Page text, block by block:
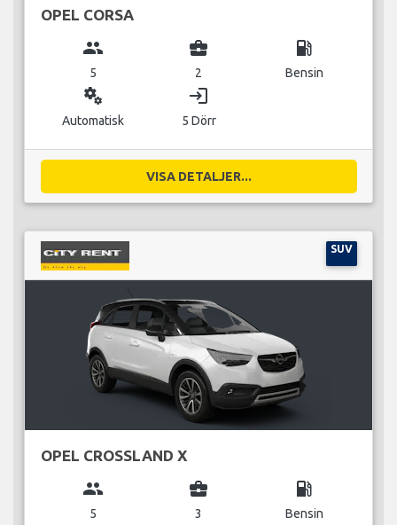
OPEL CORSA
group
5
business_center
2
local_gas_station
Bensin
miscellaneous_services
Automatisk
login
5 Dörr
VISA DETALJER...
SUV
OPEL CROSSLAND X
group
5
business_center
3
local_gas_station
Bensin